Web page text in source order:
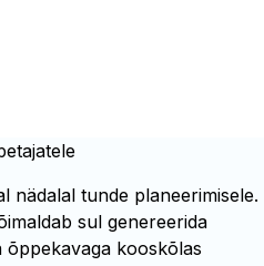
nädalal tunde planeerimisele.
sul genereerida
õppekavaga kooskõlas